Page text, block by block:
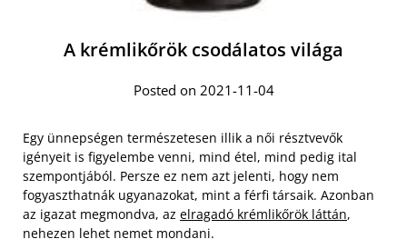
A krémlikőrök csodálatos világa
Posted on 2021-11-04
Egy ünnepségen természetesen illik a női résztvevők
igényeit is figyelembe venni, mind étel, mind pedig ital
szempontjából. Persze ez nem azt jelenti, hogy nem
fogyaszthatnák ugyanazokat, mint a férfi társaik. Azonban
az igazat megmondva, az elragadó krémlikőrök láttán,
nehezen lehet nemet mondani.